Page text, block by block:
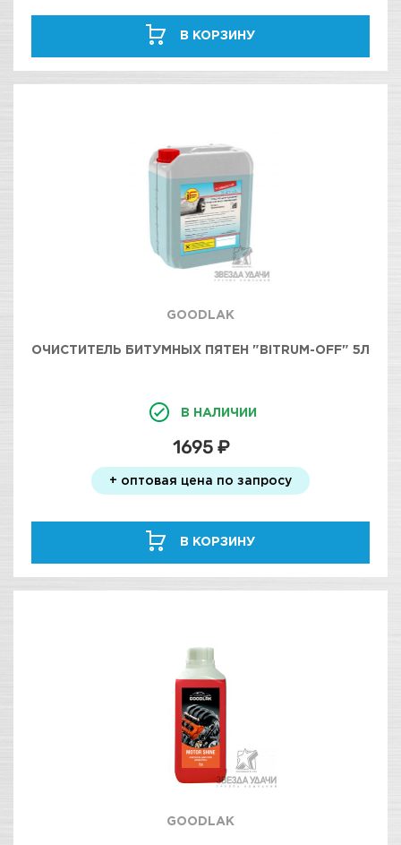
В КОРЗИНУ
GOODLAK
ОЧИСТИТЕЛЬ БИТУМНЫХ ПЯТЕН "BITRUM-OFF" 5Л
В НАЛИЧИИ
1695 ₽
+ оптовая цена по запросу
В КОРЗИНУ
GOODLAK